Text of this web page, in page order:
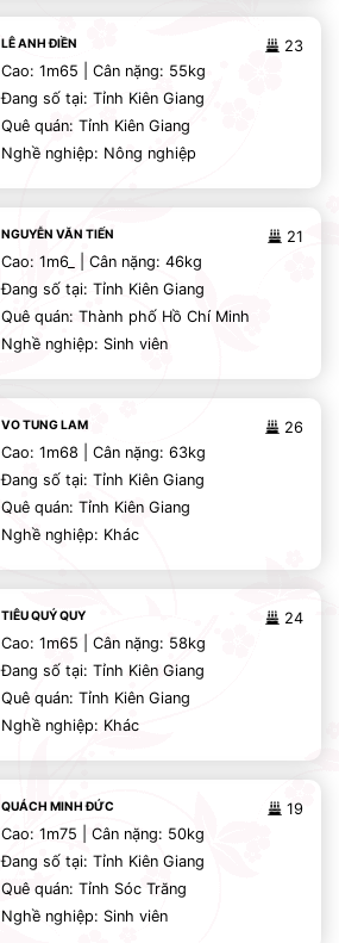
23
LÊ ANH ĐIỀN
Cao: 1m65 | Cân nặng: 55kg
Đang số tại: Tỉnh Kiên Giang
Quê quán: Tỉnh Kiên Giang
Nghề nghiệp: Nông nghiệp
21
NGUYỄN VĂN TIẾN
Cao: 1m6_ | Cân nặng: 46kg
Đang số tại: Tỉnh Kiên Giang
Quê quán: Thành phố Hồ Chí Minh
Nghề nghiệp: Sinh viên
26
VO TUNG LAM
Cao: 1m68 | Cân nặng: 63kg
Đang số tại: Tỉnh Kiên Giang
Quê quán: Tỉnh Kiên Giang
Nghề nghiệp: Khác
24
TIÊU QUÝ QUY
Cao: 1m65 | Cân nặng: 58kg
Đang số tại: Tỉnh Kiên Giang
Quê quán: Tỉnh Kiên Giang
Nghề nghiệp: Khác
19
QUÁCH MINH ĐỨC
Cao: 1m75 | Cân nặng: 50kg
Đang số tại: Tỉnh Kiên Giang
Quê quán: Tỉnh Sóc Trăng
Nghề nghiệp: Sinh viên